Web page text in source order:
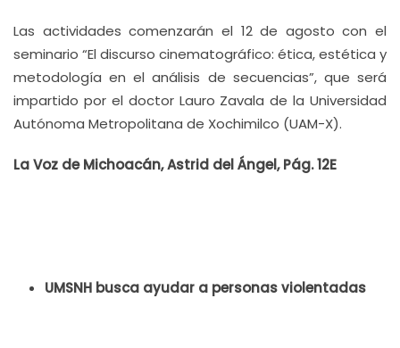
Las actividades comenzarán el 12 de agosto con el
seminario “El discurso cinematográfico: ética, estética y
metodología en el análisis de secuencias”, que será
impartido por el doctor Lauro Zavala de la Universidad
Autónoma Metropolitana de Xochimilco (UAM-X).
La Voz de Michoacán, Astrid del Ángel, Pág. 12E
UMSNH busca ayudar a personas violentadas